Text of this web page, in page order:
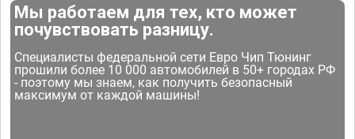
Мы работаем для тех, кто может
почувствовать разницу.
Специалисты федеральной сети Евро Чип Тюнинг
прошили более 10 000 автомобилей в 50+ городах РФ
- поэтому мы знаем, как получить безопасный
максимум от каждой машины!